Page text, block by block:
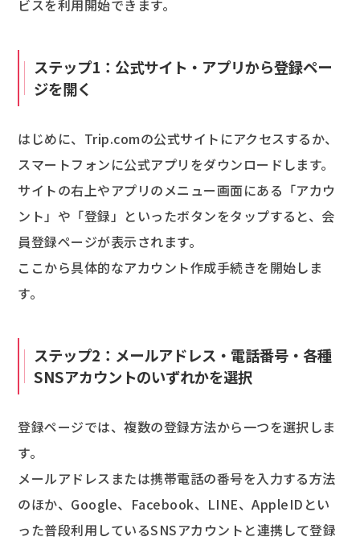
ビスを利用開始できます。
ステップ1：公式サイト・アプリから登録ペー
ジを開く
はじめに、Trip.comの公式サイトにアクセスするか、
スマートフォンに公式アプリをダウンロードします。
サイトの右上やアプリのメニュー画面にある「アカウ
ント」や「登録」といったボタンをタップすると、会
員登録ページが表示されます。
ここから具体的なアカウント作成手続きを開始しま
す。
ステップ2：メールアドレス・電話番号・各種
SNSアカウントのいずれかを選択
登録ページでは、複数の登録方法から一つを選択しま
す。
メールアドレスまたは携帯電話の番号を入力する方法
のほか、Google、Facebook、LINE、AppleIDとい
った普段利用しているSNSアカウントと連携して登録